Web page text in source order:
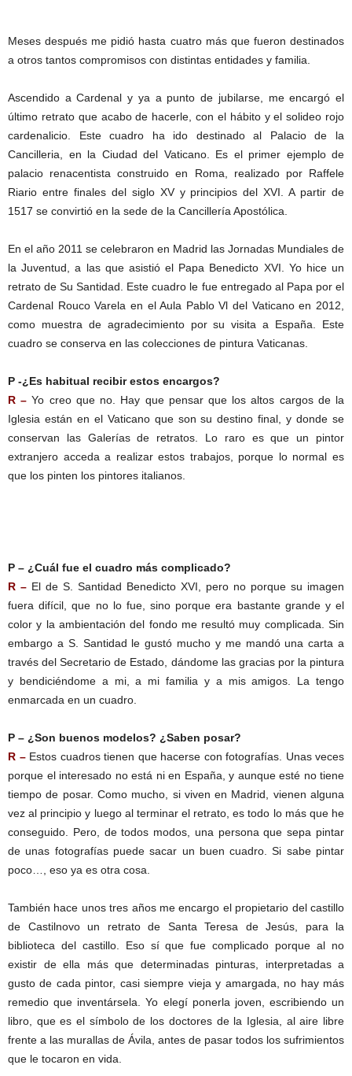
Meses después me pidió hasta cuatro más que fueron destinados
a otros tantos compromisos con distintas entidades y familia.
Ascendido a Cardenal y ya a punto de jubilarse, me encargó el
último retrato que acabo de hacerle, con el hábito y el solideo rojo
cardenalicio. Este cuadro ha ido destinado al Palacio de la
Cancilleria, en la Ciudad del Vaticano. Es el primer ejemplo de
palacio renacentista construido en Roma, realizado por Raffele
Riario entre finales del siglo XV y principios del XVI. A partir de
1517 se convirtió en la sede de la Cancillería Apostólica.
En el año 2011 se celebraron en Madrid las Jornadas Mundiales de
la Juventud, a las que asistió el Papa Benedicto XVI. Yo hice un
retrato de Su Santidad. Este cuadro le fue entregado al Papa por el
Cardenal Rouco Varela en el Aula Pablo Vl del Vaticano en 2012,
como muestra de agradecimiento por su visita a España. Este
cuadro se conserva en las colecciones de pintura Vaticanas.
P -¿Es habitual recibir estos encargos?
R – Yo creo que no. Hay que pensar que los altos cargos de la
Iglesia están en el Vaticano que son su destino final, y donde se
conservan las Galerías de retratos. Lo raro es que un pintor
extranjero acceda a realizar estos trabajos, porque lo normal es
que los pinten los pintores italianos.
P – ¿Cuál fue el cuadro más complicado?
R – El de S. Santidad Benedicto XVI, pero no porque su imagen
fuera difícil, que no lo fue, sino porque era bastante grande y el
color y la ambientación del fondo me resultó muy complicada. Sin
embargo a S. Santidad le gustó mucho y me mandó una carta a
través del Secretario de Estado, dándome las gracias por la pintura
y bendiciéndome a mi, a mi familia y a mis amigos. La tengo
enmarcada en un cuadro.
P – ¿Son buenos modelos? ¿Saben posar?
R – Estos cuadros tienen que hacerse con fotografías. Unas veces
porque el interesado no está ni en España, y aunque esté no tiene
tiempo de posar. Como mucho, si viven en Madrid, vienen alguna
vez al principio y luego al terminar el retrato, es todo lo más que he
conseguido. Pero, de todos modos, una persona que sepa pintar
de unas fotografías puede sacar un buen cuadro. Si sabe pintar
poco…, eso ya es otra cosa.
También hace unos tres años me encargo el propietario del castillo
de Castilnovo un retrato de Santa Teresa de Jesús, para la
biblioteca del castillo. Eso sí que fue complicado porque al no
existir de ella más que determinadas pinturas, interpretadas a
gusto de cada pintor, casi siempre vieja y amargada, no hay más
remedio que inventársela. Yo elegí ponerla joven, escribiendo un
libro, que es el símbolo de los doctores de la Iglesia, al aire libre
frente a las murallas de Ávila, antes de pasar todos los sufrimientos
que le tocaron en vida.